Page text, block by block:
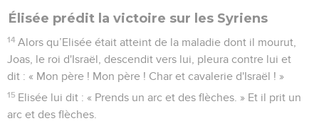
Élisée prédit la victoire sur les Syriens
14 Alors qu’Elisée était atteint de la maladie dont il mourut,
Joas, le roi d'Israël, descendit vers lui, pleura contre lui et
dit : « Mon père ! Mon père ! Char et cavalerie d'Israël ! »
15 Elisée lui dit : « Prends un arc et des flèches. » Et il prit un
arc et des flèches.